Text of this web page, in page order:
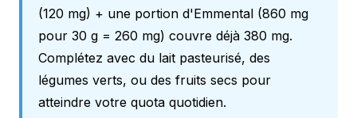
(120 mg) + une portion d'Emmental (860 mg
pour 30 g = 260 mg) couvre déjà 380 mg.
Complétez avec du lait pasteurisé, des
légumes verts, ou des fruits secs pour
atteindre votre quota quotidien.